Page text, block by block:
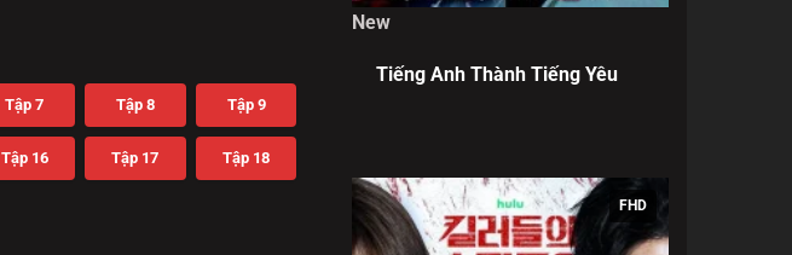
Tập 7 Tập 8 Tập 9
Tập 16 Tập 17 Tập 18
New
Tiếng Anh Thành Tiếng Yêu
FHD